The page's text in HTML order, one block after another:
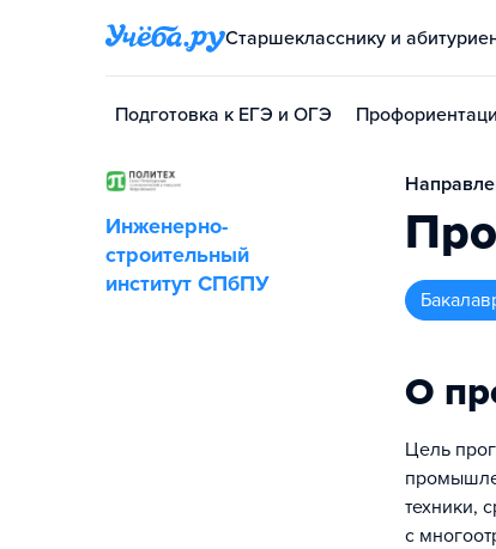
Старшекласснику и
Подготовка к ЕГЭ и ОГЭ
Инженерно-
строительный
институт СПбПУ
О
Цель
техники,
с